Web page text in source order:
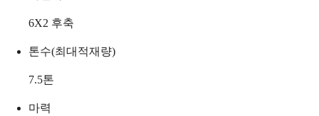
6X2 후축
톤수(최대적재량)
7.5톤
마력